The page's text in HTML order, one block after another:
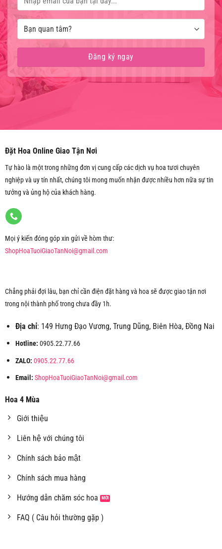
Đặt Hoa Online Giao Tận Nơi
Tự hào là một trong những đơn vị cung cấp các dịch vụ hoa tươi chuyên
nghiệp và uy tín nhất, chúng tôi mong muốn nhận được nhiều hơn nữa sự tin
tưởng và ủng hộ của khách hàng.
Mọi ý kiến đóng góp xin gửi về hòm thư:
ShopHoaTuoiGiaoTanNoi@gmail.com
Chẳng phải đợi lâu, bạn chỉ cần điện đặt hàng và hoa sẽ được giao tận nơi
trong nội thành phố trong chưa đầy 1h.
Địa chỉ: 149 Hưng Đạo Vương, Trung Dũng, Biên Hòa, Đồng Nai
Hotline: 0905.22.77.66
ZALO: 0905.22.77.66
Email: ShopHoaTuoiGiaoTanNoi@gmail.com
Hoa 4 Mùa
Giới thiệu
Liên hệ với chúng tôi
Chính sách bảo mật
Chính sách mua hàng
Hướng dẫn chăm sóc hoa
FAQ ( Câu hỏi thường gặp )